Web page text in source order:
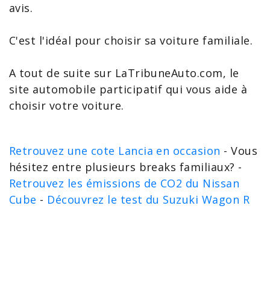
avis.
C'est l'idéal pour choisir sa voiture familiale.
A tout de suite sur LaTribuneAuto.com, le
site automobile participatif qui vous aide à
choisir votre voiture.
Retrouvez une cote Lancia en occasion - Vous
hésitez entre plusieurs breaks familiaux? -
Retrouvez les émissions de CO2 du Nissan
Cube - Découvrez le test du Suzuki Wagon R